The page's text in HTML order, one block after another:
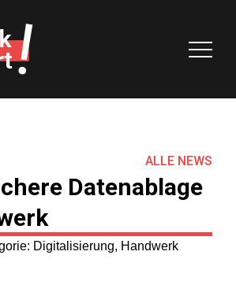
Datenablage
ALLE NEWS
Digitalisierung, Handwerk